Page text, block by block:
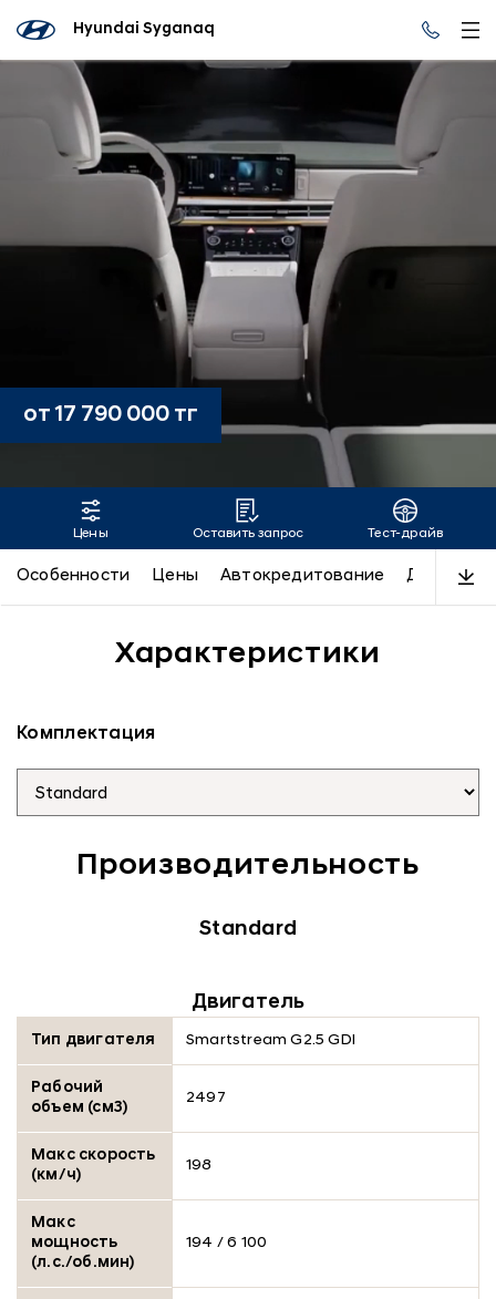
Hyundai Syganaq
SANTA FE
от 17 790 000 тг
Цены Оставить запрос Тест-драйв
Особенности Цены Автокредитование Дизайн
Характеристики
Комплектация
Производительность
Standard
Двигатель
Тип двигателя Smartstream G2.5 GDI
Рабочий
объем (см3)
2497
Макс скорость
(км/ч)
198
Макс
мощность
(л.с./об.мин)
194 / 6 100